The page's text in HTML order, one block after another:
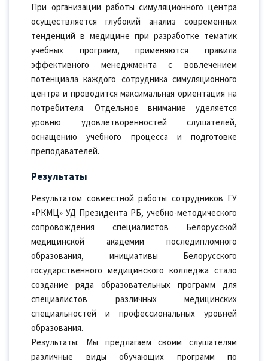
При организации работы симуляционного центра
осуществляется глубокий анализ современных
тенденций в медицине при разработке тематик
учебных программ, применяются правила
эффективного менеджмента с вовлечением
потенциала каждого сотрудника симуляционного
центра и проводится максимальная ориентация на
потребителя. Отдельное внимание уделяется
уровню удовлетворенностей слушателей,
оснащению учебного процесса и подготовке
преподавателей.
Результаты
Результатом совместной работы сотрудников ГУ
«РКМЦ» УД Президента РБ, учебно-методического
сопровождения специалистов Белорусской
медицинской академии последипломного
образования, инициативы Белорусского
государственного медицинского колледжа стало
создание ряда образовательных программ для
специалистов различных медицинских
специальностей и профессиональных уровней
образования.
Результаты: Мы предлагаем своим слушателям
различные виды обучающих программ по